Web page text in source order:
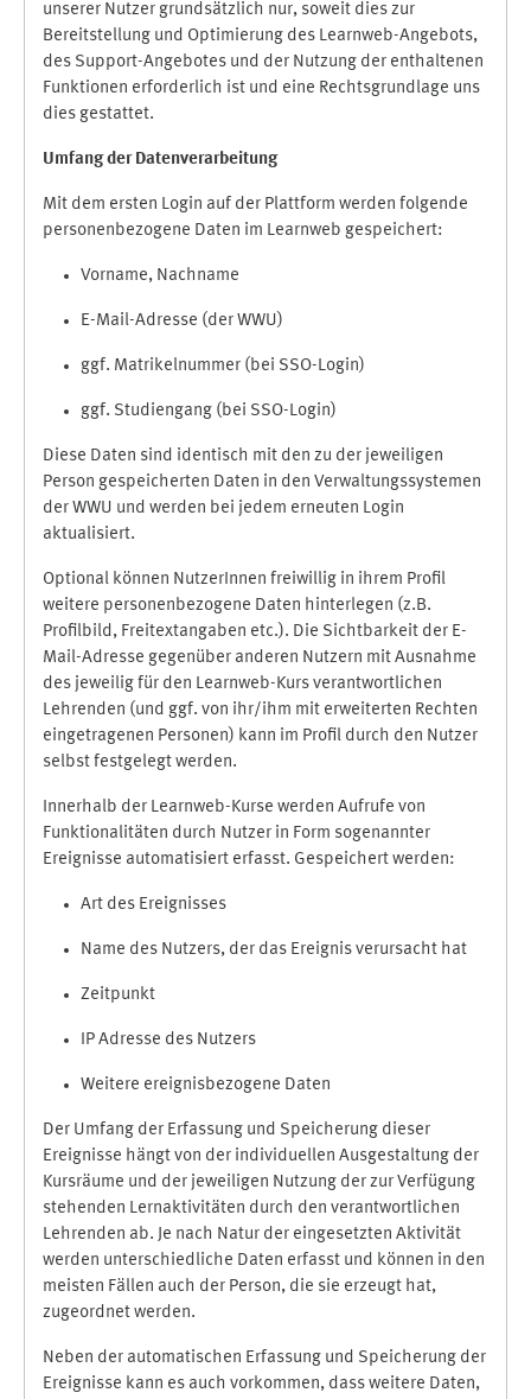
unserer Nutzer grundsätzlich nur, soweit dies zur
Bereitstellung und Optimierung des Learnweb-Angebots,
des Support-Angebotes und der Nutzung der enthaltenen
Funktionen erforderlich ist und eine Rechtsgrundlage uns
dies gestattet.
Umfang der Datenverarbeitung
Mit dem ersten Login auf der Plattform werden folgende
personenbezogene Daten im Learnweb gespeichert:
Vorname, Nachname
E-Mail-Adresse (der WWU)
ggf. Matrikelnummer (bei SSO-Login)
ggf. Studiengang (bei SSO-Login)
Diese Daten sind identisch mit den zu der jeweiligen
Person gespeicherten Daten in den Verwaltungssystemen
der WWU und werden bei jedem erneuten Login
aktualisiert.
Optional können NutzerInnen freiwillig in ihrem Profil
weitere personenbezogene Daten hinterlegen (z.B.
Profilbild, Freitextangaben etc.). Die Sichtbarkeit der E-
Mail-Adresse gegenüber anderen Nutzern mit Ausnahme
des jeweilig für den Learnweb-Kurs verantwortlichen
Lehrenden (und ggf. von ihr/ihm mit erweiterten Rechten
eingetragenen Personen) kann im Profil durch den Nutzer
selbst festgelegt werden.
Innerhalb der Learnweb-Kurse werden Aufrufe von
Funktionalitäten durch Nutzer in Form sogenannter
Ereignisse automatisiert erfasst. Gespeichert werden:
Art des Ereignisses
Name des Nutzers, der das Ereignis verursacht hat
Zeitpunkt
IP Adresse des Nutzers
Weitere ereignisbezogene Daten
Der Umfang der Erfassung und Speicherung dieser
Ereignisse hängt von der individuellen Ausgestaltung der
Kursräume und der jeweiligen Nutzung der zur Verfügung
stehenden Lernaktivitäten durch den verantwortlichen
Lehrenden ab. Je nach Natur der eingesetzten Aktivität
werden unterschiedliche Daten erfasst und können in den
meisten Fällen auch der Person, die sie erzeugt hat,
zugeordnet werden.
Neben der automatischen Erfassung und Speicherung der
Ereignisse kann es auch vorkommen, dass weitere Daten,